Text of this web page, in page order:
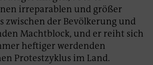
irreparablen und größer
zwischen der Bevölkerung und
Machtblock, und er reiht sich
heftiger werdenden
Protestzyklus im Land.